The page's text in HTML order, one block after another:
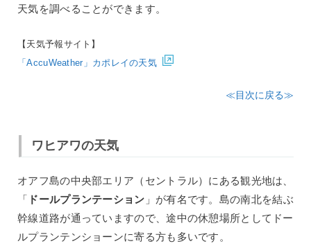
天気を調べることができます。
【天気予報サイト】
「AccuWeather」カポレイの天気
≪目次に戻る≫
ワヒアワの天気
オアフ島の中央部エリア（セントラル）にある観光地は、
「 ドールプランテーション 」が有名です。島の南北を結ぶ
幹線道路が通っていますので、途中の休憩場所としてドー
ルプランテンショーンに寄る方も多いです。